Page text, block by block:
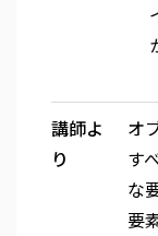
講師よ
り
オ
す
な
要